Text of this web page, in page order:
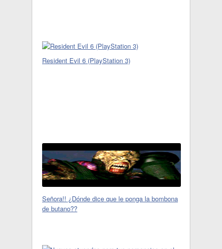
Resident Evil 6 (PlayStation 3)
Señora!! ¿Dónde dice que le ponga la bombona
de butano??